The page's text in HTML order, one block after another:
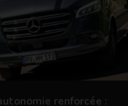
renforcée :